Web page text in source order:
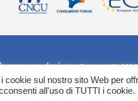
Via Palestro 11
Freepiko generate con Adobe Firefly /
cookie sul nostro sito Web per
all'uso di TUTTI i cookie.